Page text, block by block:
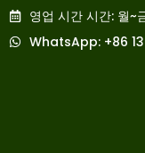
영업 시간 시간: 월
WhatsApp: +86
Russian
French